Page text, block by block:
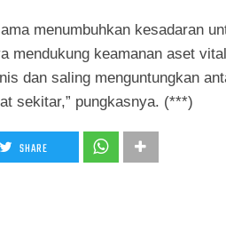
menumbuhkan kesadaran
mendukung keamanan aset
dan saling menguntungkan
sekitar,” pungkasnya. (***)
SHARE